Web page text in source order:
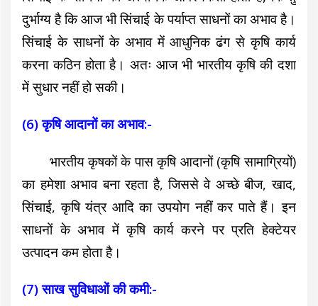
दुर्भाग्य है कि आज भी सिंचाई के पर्याप्त साधनों का अभाव है।
सिंचाई के साधनों के अभाव में आधुनिक ढंग से कृषि कार्य
करना कठिन होता है। अतः आज भी भारतीय कृषि की दशा
में सुधार नहीं हो सकी।
(6) कृषि आदानों का अभाव:-
भारतीय कृषकों के पास कृषि आदानों (कृषि सामाग्रियों)
का हमेशा अभाव बना रहता है, जिससे वे अच्छे बीज, खाद,
सिंचाई, कृषि यंत्र आदि का उपयोग नहीं कर पाते हैं। इन
साधनों के अभाव में कृषि कार्य करने पर प्रति हेक्टेयर
उत्पादन कम होता है।
(7) साख सुविधाओं की कमी:-